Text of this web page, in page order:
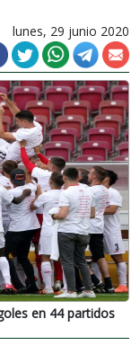
lunes, 29 junio 2020
en 44 partidos